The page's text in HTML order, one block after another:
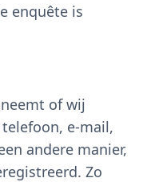
enquête is
of wij
e-mail,
andere manier,
Zo